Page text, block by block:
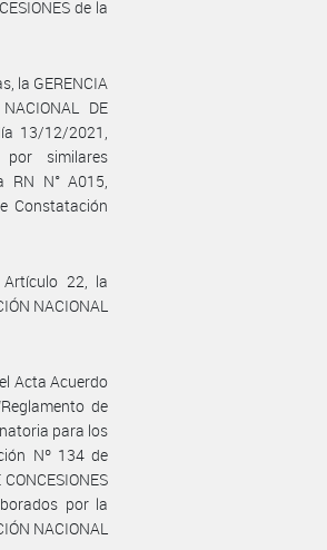
de la
la GERENCIA
DE
13/12/2021,
similares
RN N° A015,
Constatación
22, la
NACIONAL
Acta Acuerdo
de
para los
Nº 134 de
por la
NACIONAL